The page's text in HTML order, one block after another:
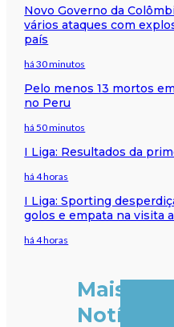
Novo Governo da
vários ataques com
país
há 30 minutos
Pelo menos 13 mortos
no Peru
há 50 minutos
I Liga: Resultados da
há 4 horas
I Liga: Sporting
golos e empata na visita
há 4 horas
Mais
Notícias